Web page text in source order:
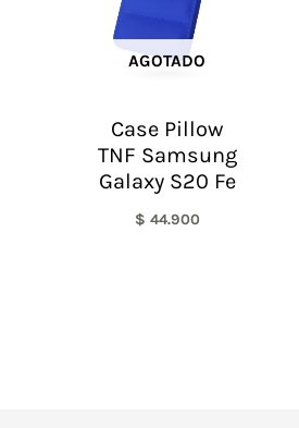
AGOTADO
Case Pillow
TNF Samsung
Galaxy S20 Fe
$ 44.900